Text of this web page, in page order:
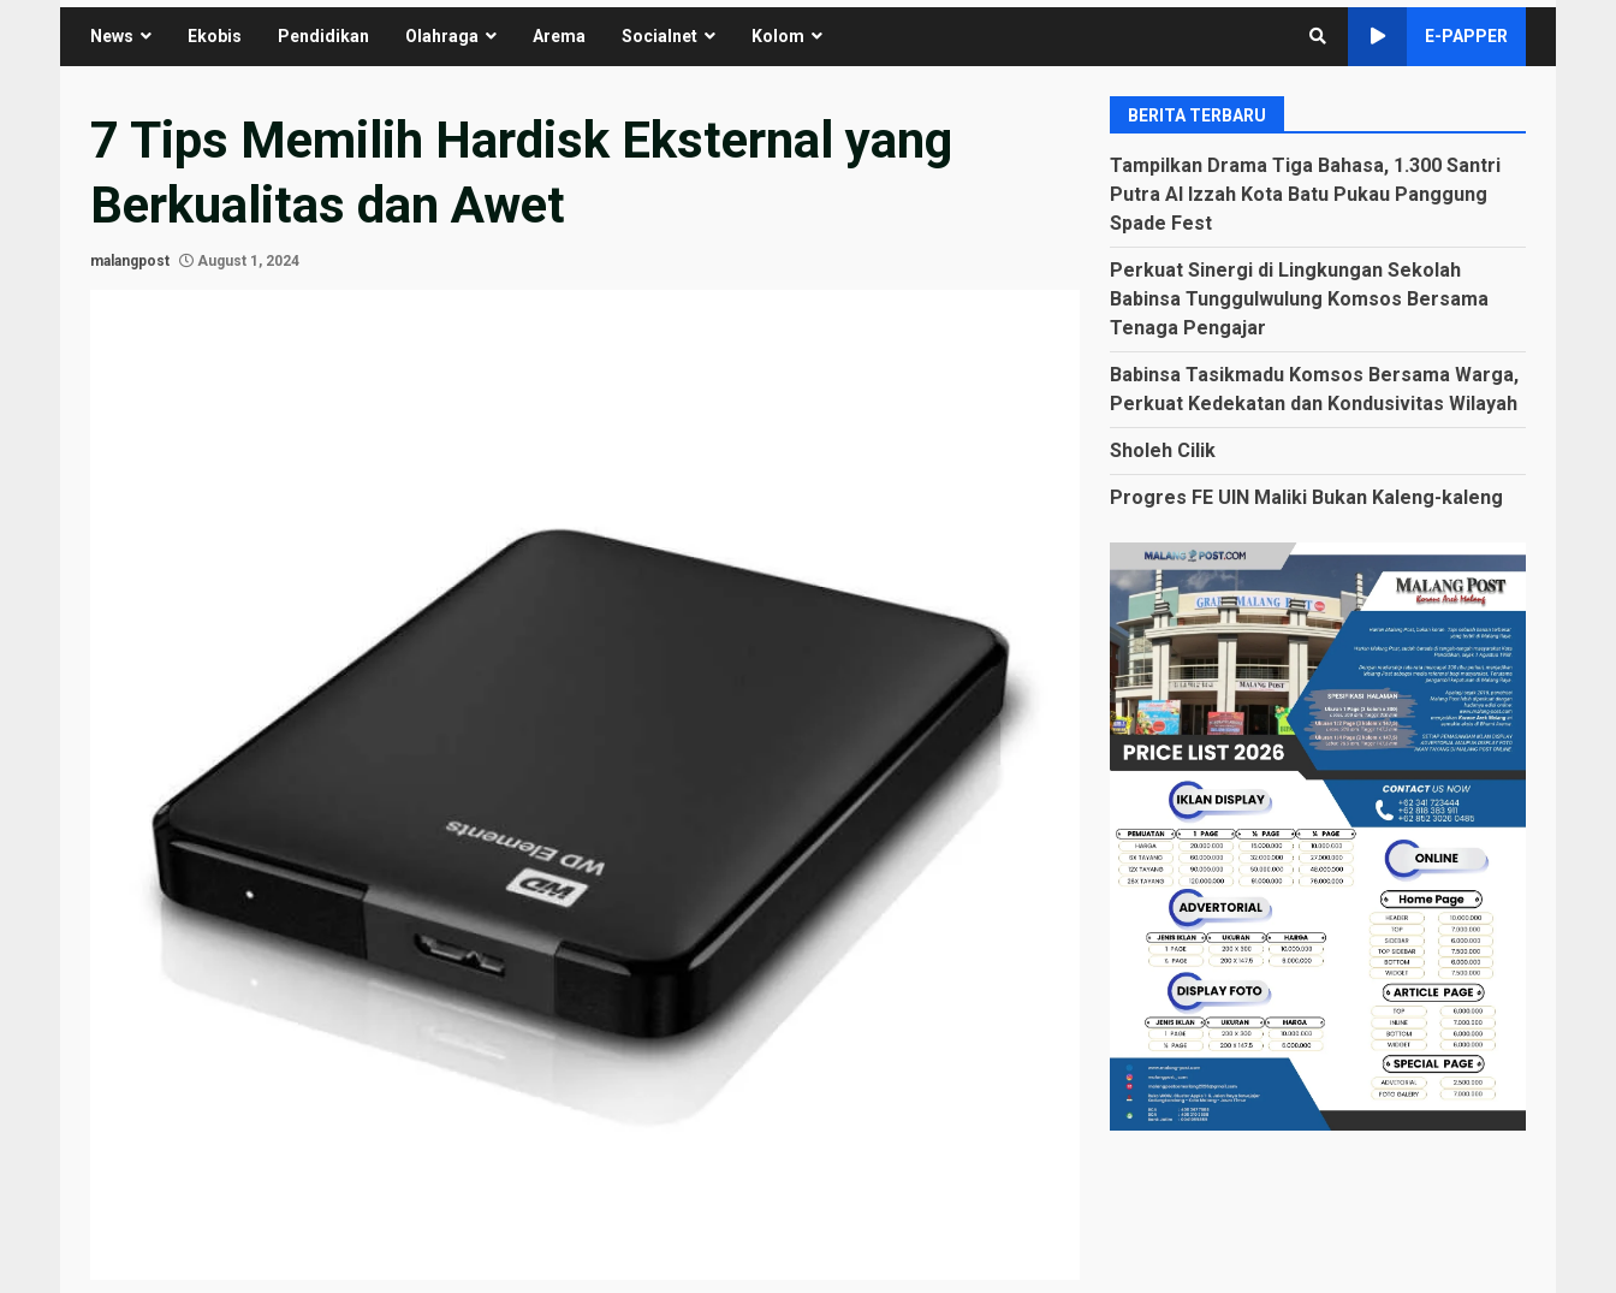
News Ekobis Pendidikan Olahraga Arema Socialnet Kolom E-PAPPER
7 Tips Memilih Hardisk Eksternal yang
Berkualitas dan Awet
malangpost August 1, 2024
BERITA TERBARU
Tampilkan Drama Tiga Bahasa, 1.300 Santri
Putra Al Izzah Kota Batu Pukau Panggung
Spade Fest
Perkuat Sinergi di Lingkungan Sekolah
Babinsa Tunggulwulung Komsos Bersama
Tenaga Pengajar
Babinsa Tasikmadu Komsos Bersama Warga,
Perkuat Kedekatan dan Kondusivitas Wilayah
Sholeh Cilik
Progres FE UIN Maliki Bukan Kaleng-kaleng